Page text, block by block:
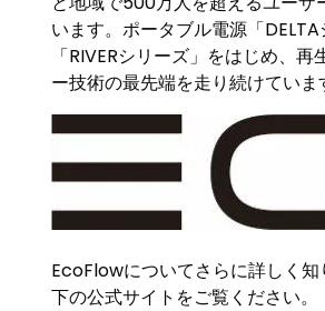
います。ポータブル電源「
「RIVERシリーズ」をはじめ、
ー技術の最先端を走り続けていま
EcoFlowについてさらに詳しく知
下の公式サイトをご覧ください。